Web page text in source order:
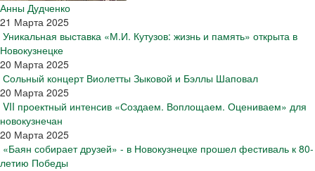
Анны Дудченко
21 Марта 2025
Уникальная выставка «М.И. Кутузов: жизнь и память» открыта в
Новокузнецке
20 Марта 2025
Сольный концерт Виолетты Зыковой и Бэллы Шаповал
20 Марта 2025
VII проектный интенсив «Создаем. Воплощаем. Оцениваем» для
новокузнечан
20 Марта 2025
«Баян собирает друзей» - в Новокузнецке прошел фестиваль к 80-
летию Победы